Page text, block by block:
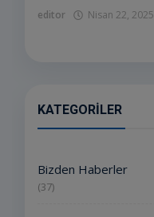
editor Nisan 22, 2025
KATEGORILER
Bizden Haberler
(37)